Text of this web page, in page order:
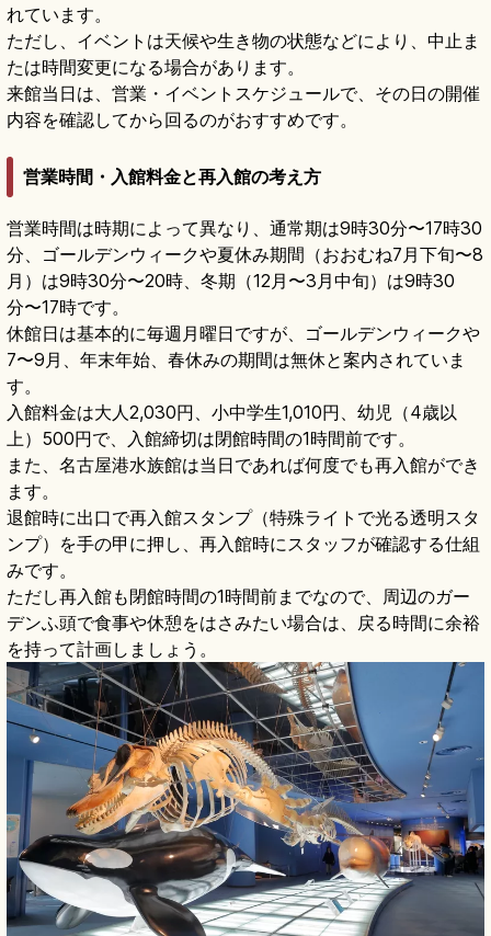
れています。
ただし、イベントは天候や生き物の状態などにより、中止ま
たは時間変更になる場合があります。
来館当日は、営業・イベントスケジュールで、その日の開催
内容を確認してから回るのがおすすめです。
営業時間・入館料金と再入館の考え方
営業時間は時期によって異なり、通常期は9時30分〜17時30
分、ゴールデンウィークや夏休み期間（おおむね7月下旬〜8
月）は9時30分〜20時、冬期（12月〜3月中旬）は9時30
分〜17時です。
休館日は基本的に毎週月曜日ですが、ゴールデンウィークや
7〜9月、年末年始、春休みの期間は無休と案内されていま
す。
入館料金は大人2,030円、小中学生1,010円、幼児（4歳以
上）500円で、入館締切は閉館時間の1時間前です。
また、名古屋港水族館は当日であれば何度でも再入館ができ
ます。
退館時に出口で再入館スタンプ（特殊ライトで光る透明スタ
ンプ）を手の甲に押し、再入館時にスタッフが確認する仕組
みです。
ただし再入館も閉館時間の1時間前までなので、周辺のガー
デンふ頭で食事や休憩をはさみたい場合は、戻る時間に余裕
を持って計画しましょう。